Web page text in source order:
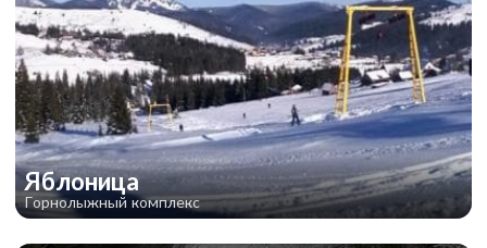
Яблоница
Горнолыжный комплекс